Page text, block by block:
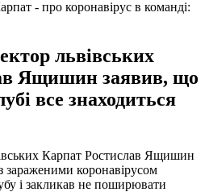
львівських
Ящишин заявив, що
все знаходиться
Карпат Ростислав Ящишин
зараженими коронавірусом
і закликав не поширювати